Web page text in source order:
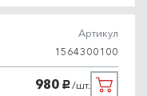
Артикул
1564300100
980 руб./шт.